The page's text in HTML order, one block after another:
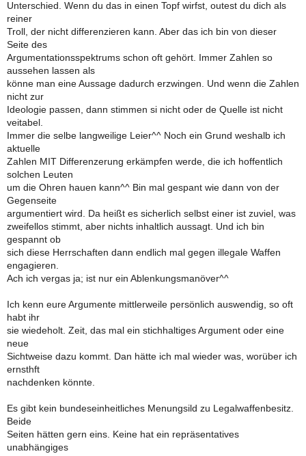
Unterschied. Wenn du das in einen Topf wirfst, outest du dich als
reiner
Troll, der nicht differenzieren kann. Aber das ich bin von dieser
Seite des
Argumentationsspektrums schon oft gehört. Immer Zahlen so
aussehen lassen als
könne man eine Aussage dadurch erzwingen. Und wenn die Zahlen
nicht zur
Ideologie passen, dann stimmen si nicht oder de Quelle ist nicht
veitabel.
Immer die selbe langweilige Leier^^ Noch ein Grund weshalb ich
aktuelle
Zahlen MIT Differenzerung erkämpfen werde, die ich hoffentlich
solchen Leuten
um die Ohren hauen kann^^ Bin mal gespant wie dann von der
Gegenseite
argumentiert wird. Da heißt es sicherlich selbst einer ist zuviel, was
zweifellos stimmt, aber nichts inhaltlich aussagt. Und ich bin
gespannt ob
sich diese Herrschaften dann endlich mal gegen illegale Waffen
engagieren.
Ach ich vergas ja; ist nur ein Ablenkungsmanöver^^
Ich kenn eure Argumente mittlerweile persönlich auswendig, so oft
habt ihr
sie wiedeholt. Zeit, das mal ein stichhaltiges Argument oder eine
neue
Sichtweise dazu kommt. Dan hätte ich mal wieder was, worüber ich
ernsthft
nachdenken könnte.
Es gibt kein bundeseinheitliches Menungsild zu Legalwaffenbesitz.
Beide
Seiten hätten gern eins. Keine hat ein repräsentatives
unabhängiges